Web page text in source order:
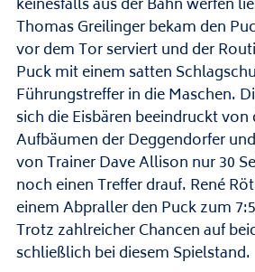
keinesfalls aus der Bahn werfen
Thomas Greilinger bekam den
vor dem Tor serviert und der
Puck mit einem satten
Führungstreffer in die Maschen.
sich die Eisbären beeindruckt
Aufbäumen der Deggendorfer
von Trainer Dave Allison nur 30
noch einen Treffer drauf. René
einem Abpraller den Puck zum
Trotz zahlreicher Chancen auf
schließlich bei diesem Spielstand.